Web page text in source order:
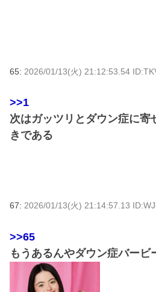
65: 2026/01/13(火) 21:12:53.54
>>1
次はガッツリとダウン症に寄
きである
67: 2026/01/13(火) 21:14:57.13
>>65
もうあるんやダウン症バービ